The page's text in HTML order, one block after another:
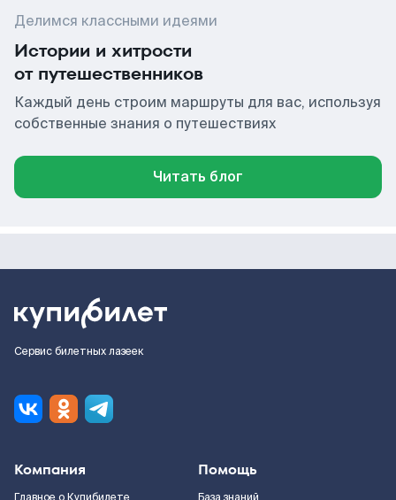
Делимся классными идеями
Истории и хитрости
от путешественников
Каждый день строим маршруты для вас, используя
собственные знания о путешествиях
Читать блог
Сервис билетных лазеек
Компания Помощь